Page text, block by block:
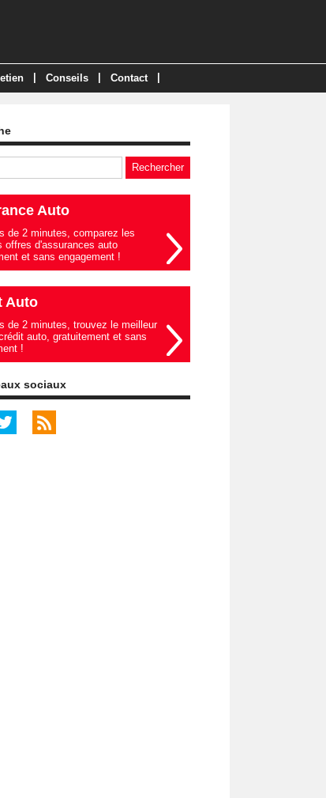
Conseils Contact
Auto
de 2 minutes, comparez les
offres d'assurances auto
et sans engagement !
Auto
de 2 minutes, trouvez le meilleur
auto, gratuitement et sans
!
sociaux